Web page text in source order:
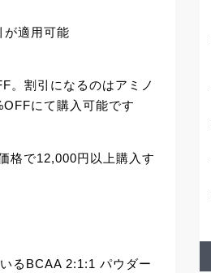
が適用可能
。割引になるのはアミノ
にて購入可能です
格で12,000円以上購入す
るBCAA 2:1:1 パウダー